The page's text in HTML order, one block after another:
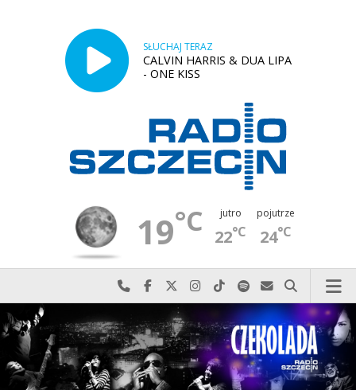
SŁUCHAJ TERAZ
CALVIN HARRIS & DUA LIPA
- ONE KISS
19°C jutro
22°C
pojutrze
24°C
Najlepiej po prostu do nas zadzwoń
Odwiedź nas na Facebook-u
Odwiedź nas na X
Odwiedź nas na Instagram-ie
Odwiedź nas na TikTok-u
Szukaj nas na Spotify
Wyślij do nas
Szukaj